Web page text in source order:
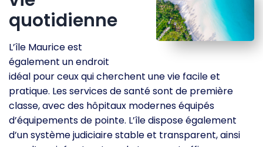
quotidienne
L’île Maurice est
également un endroit
idéal pour ceux qui cherchent une vie facile et
pratique. Les services de santé sont de première
classe, avec des hôpitaux modernes équipés
d’équipements de pointe. L’île dispose également
d’un système judiciaire stable et transparent, ainsi